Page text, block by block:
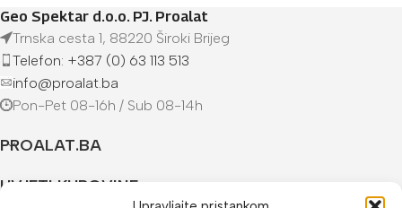
Geo Spektar d.o.o. PJ. Proalat
Trnska cesta 1, 88220 Široki Brijeg
Telefon: +387 (0) 63 113 513
info@proalat.ba
Pon-Pet 08-16h / Sub 08-14h
PROALAT.BA
UVJETI KUPOVINE